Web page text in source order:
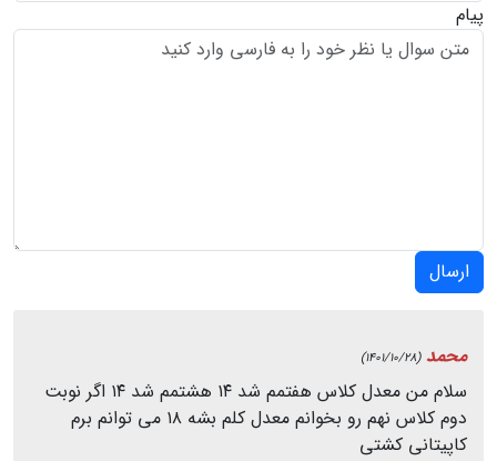
پیام
ارسال
محمد(1401/10/28)
سلام من معدل کلاس هفتمم شد ۱۴ هشتمم شد ۱۴ اگر نوبت
دوم کلاس نهم رو بخوانم معدل کلم بشه ۱۸ می توانم برم
کاپیتانی کشتی